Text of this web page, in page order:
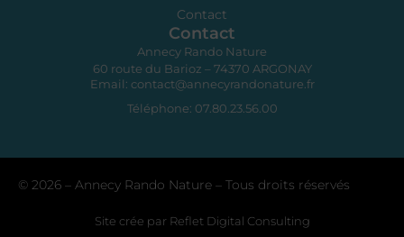
Contact
Contact
Annecy Rando Nature
60 route du Barioz – 74370 ARGONAY
Email: contact@annecyrandonature.fr
Téléphone: 07.80.23.56.00
© 2026 – Annecy Rando Nature – Tous droits réservés
Site crée par Reflet Digital Consulting